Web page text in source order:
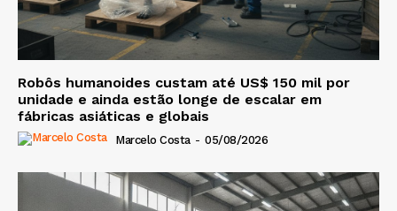
Robôs humanoides custam até US$ 150 mil por
unidade e ainda estão longe de escalar em
fábricas asiáticas e globais
Marcelo Costa - 05/08/2026